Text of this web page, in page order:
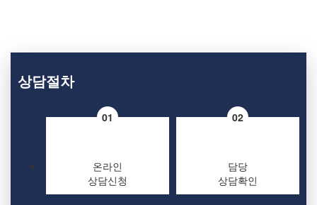
상담절차
01
온라인
상담신청
02
담당
상담확인